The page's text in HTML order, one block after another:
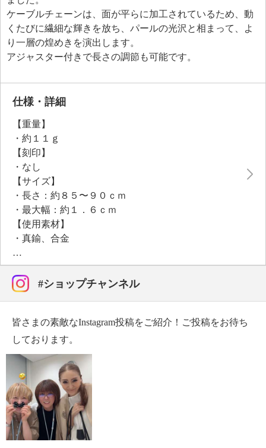
ケーブルチェーンは、面が平らに加工されているため、動
くたびに繊細な輝きを放ち、パールの光沢と相まって、よ
り一層の煌めきを演出します。
アジャスター付きで長さの調節も可能です。
仕様・詳細
【重量】
・約１１ｇ
【刻印】
・なし
【サイズ】
・長さ：約８５〜９０ｃｍ
・最大幅：約１．６ｃｍ
【使用素材】
・真鍮、合金
【メッキ素材】
・材質：シルバートーンコート
【その他】
・個体差あり
・中国製
#ショップチャンネル
皆さまの素敵なInstagram投稿をご紹介！ご投稿をお待ち
しております。